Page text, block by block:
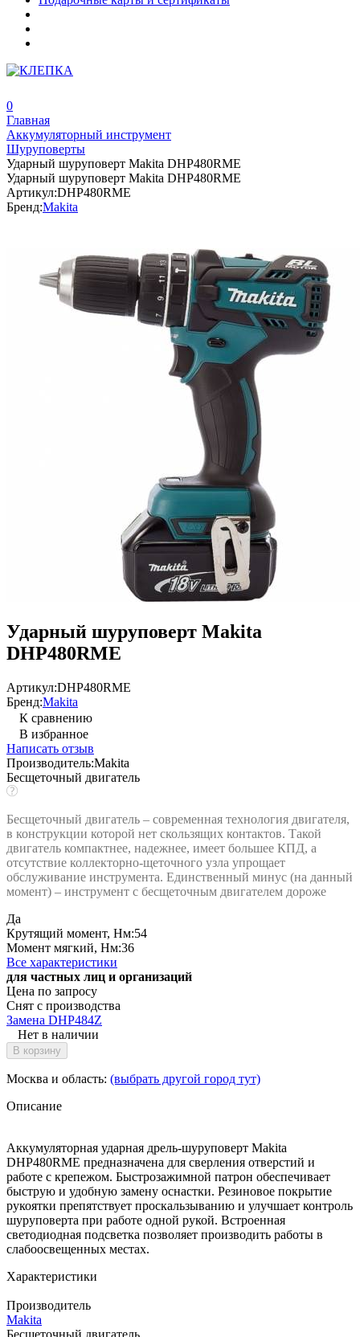
0
Главная
Аккумуляторный инструмент
Шуруповерты
Ударный шуруповерт Makita DHP480RME
Ударный шуруповерт Makita DHP480RME
Артикул:DHP480RME
Бренд:Makita
Ударный шуруповерт Makita
DHP480RME
Артикул:DHP480RME
Бренд:Makita
К сравнению
В избранное
Написать отзыв
Производитель:Makita
Бесщеточный двигатель
Бесщеточный двигатель – современная технология двигателя,
в конструкции которой нет скользящих контактов. Такой
двигатель компактнее, надежнее, имеет большее КПД, а
отсутствие коллекторно-щеточного узла упрощает
обслуживание инструмента. Единственный минус (на данный
момент) – инструмент с бесщеточным двигателем дороже
Да
Крутящий момент, Нм:54
Момент мягкий, Нм:36
Все характеристики
для частных лиц и организаций
Цена по запросу
Снят с производства
Замена DHP484Z
Нет в наличии
В корзину
Москва и область: (выбрать другой город тут)
Описание
Аккумуляторная ударная дрель-шуруповерт Makita
DHP480RME предназначена для сверления отверстий и
работе с крепежом. Быстрозажимной патрон обеспечивает
быструю и удобную замену оснастки. Резиновое покрытие
рукоятки препятствует проскальзыванию и улучшает контроль
шуруповерта при работе одной рукой. Встроенная
светодиодная подсветка позволяет производить работы в
слабоосвещенных местах.
Характеристики
Производитель
Makita
Бесщеточный двигатель